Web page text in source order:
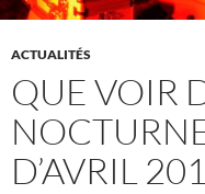
ACTUALITÉS
QUE VOIR
D’AVRIL